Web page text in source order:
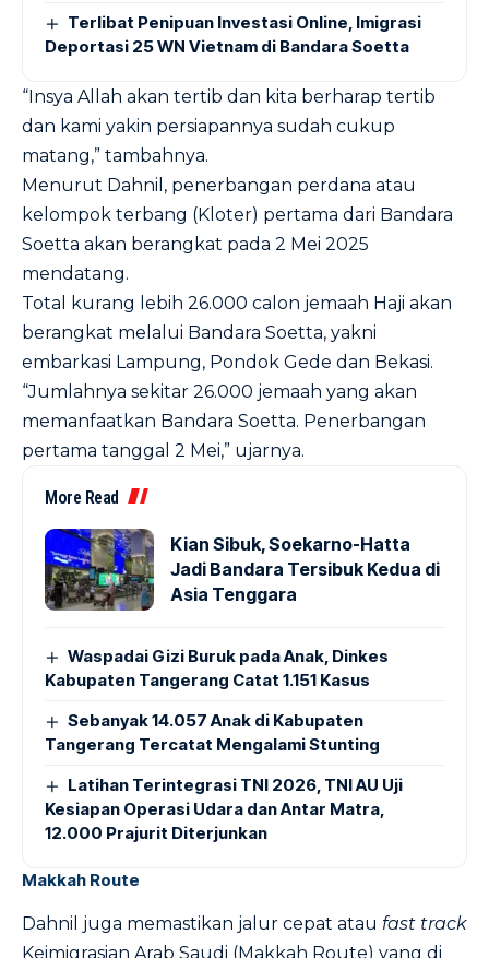
Terlibat Penipuan Investasi Online, Imigrasi
Deportasi 25 WN Vietnam di Bandara Soetta
“Insya Allah akan tertib dan kita berharap tertib
dan kami yakin persiapannya sudah cukup
matang,” tambahnya.
Menurut Dahnil, penerbangan perdana atau
kelompok terbang (Kloter) pertama dari Bandara
Soetta akan berangkat pada 2 Mei 2025
mendatang.
Total kurang lebih 26.000 calon jemaah Haji akan
berangkat melalui Bandara Soetta, yakni
embarkasi Lampung, Pondok Gede dan Bekasi.
“Jumlahnya sekitar 26.000 jemaah yang akan
memanfaatkan Bandara Soetta. Penerbangan
pertama tanggal 2 Mei,” ujarnya.
More Read
Kian Sibuk, Soekarno-Hatta
Jadi Bandara Tersibuk Kedua di
Asia Tenggara
Waspadai Gizi Buruk pada Anak, Dinkes
Kabupaten Tangerang Catat 1.151 Kasus
Sebanyak 14.057 Anak di Kabupaten
Tangerang Tercatat Mengalami Stunting
Latihan Terintegrasi TNI 2026, TNI AU Uji
Kesiapan Operasi Udara dan Antar Matra,
12.000 Prajurit Diterjunkan
Makkah Route
Dahnil juga memastikan jalur cepat atau fast track
Keimigrasian Arab Saudi (Makkah Route) yang di